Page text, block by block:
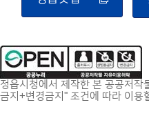
정읍시청에서 제작한 본 공공저작
금지+변경금지" 조건에 따라 이용